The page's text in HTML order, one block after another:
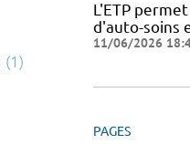
L'ETP
d'auto-soins
11/06/2026
PAGES
(1)